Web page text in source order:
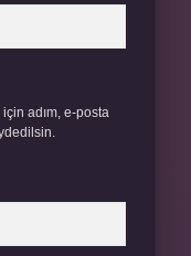
adım, e-posta